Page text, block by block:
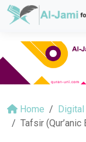
Home
Tafsir